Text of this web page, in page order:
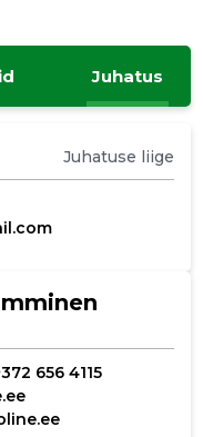
Juhatus
Juhatuse liige
656 4115